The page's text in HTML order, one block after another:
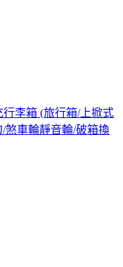
李箱 (旅行箱/上掀式
煞車輪靜音輪/破箱換